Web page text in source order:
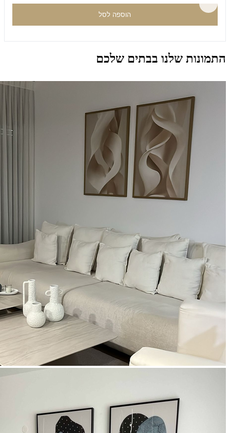
הוספה לסל
התמונות שלנו בבתים שלכם